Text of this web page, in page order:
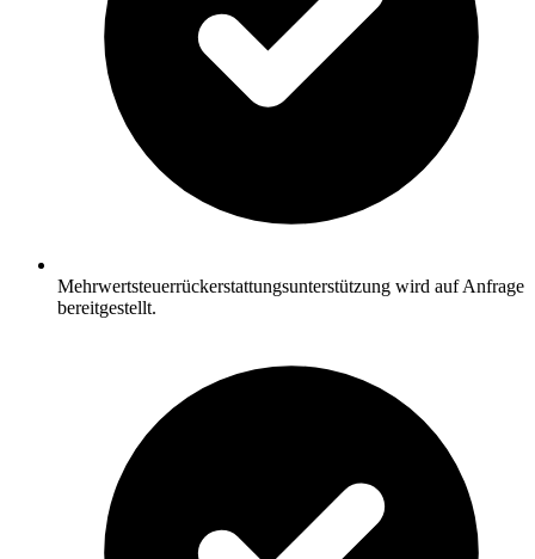
Mehrwertsteuerrückerstattungsunterstützung wird auf Anfrage
bereitgestellt.